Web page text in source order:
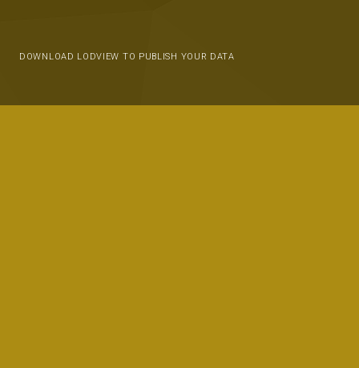
DOWNLOAD LODVIEW TO PUBLISH YOUR DATA